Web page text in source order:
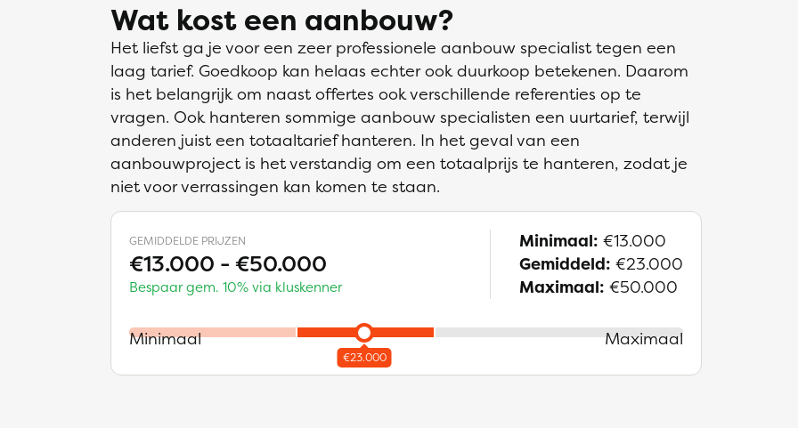
Wat kost een aanbouw?
Het liefst ga je voor een zeer professionele aanbouw specialist tegen een
laag tarief. Goedkoop kan helaas echter ook duurkoop betekenen. Daarom
is het belangrijk om naast offertes ook verschillende referenties op te
vragen. Ook hanteren sommige aanbouw specialisten een uurtarief, terwijl
anderen juist een totaaltarief hanteren. In het geval van een
aanbouwproject is het verstandig om een totaalprijs te hanteren, zodat je
niet voor verrassingen kan komen te staan.
GEMIDDELDE PRIJZEN
€13.000 - €50.000
Bespaar gem. 10% via kluskenner
Minimaal: €13.000
Gemiddeld: €23.000
Maximaal: €50.000
Minimaal Maximaal